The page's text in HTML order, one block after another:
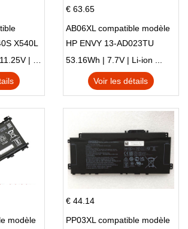
X540L
2900mAh 3cells | 11.25V | Li-ion ...
€ 63.65
AB06XL compatible modèle
HP ENVY 13-AD023TU
HSTNN-DB8C 921438-855
TPN-I128
53.16Wh | 7.7V | Li-ion ...
Voir les détails
modèle
€ 44.14
PP03XL compatible modèle